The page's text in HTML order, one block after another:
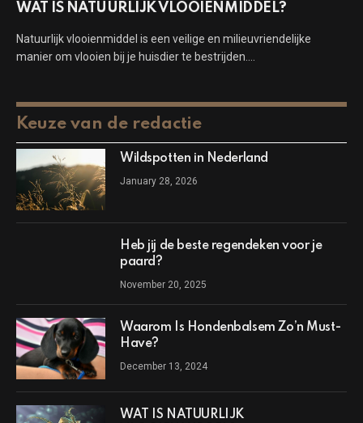
WAT IS NATUURLIJK VLOOIENMIDDEL?
Natuurlijk vlooienmiddel is een veilige en milieuvriendelijke
manier om vlooien bij je huisdier te bestrijden.…
Keuze van de redactie
Wildspotten in Nederland
January 28, 2026
Heb jij de beste regendeken voor je
paard?
November 20, 2025
Waarom Is Hondenbalsem Zo’n Must-
Have?
December 13, 2024
WAT IS NATUURLIJK